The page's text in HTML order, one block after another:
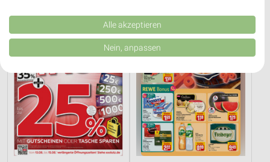
Kombinationen von Daten aus verschiedenen Quellen. Entwicklung und
Verbesserung der Angebote. Verwendung reduzierter Daten zur Auswahl
von Inhalten.
Daten können außerhalb der Europäischen Union weitergegeben und in die
USA gesendet werden.
Website/App.
Partnerliste anzeigen (1 IAB-Anbieter)
Wir nutzen Ihre Daten für folgende Zwecke:
IAB-Verarbeitungszwecke:
Speichern von oder Zugriff auf Informationen
auf einem Endgerät
Alle akzeptieren
Nein, anpassen